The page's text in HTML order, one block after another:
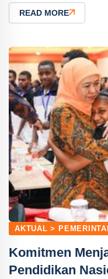
READ MORE
AKTUAL >
Komitmen
Pendidikan